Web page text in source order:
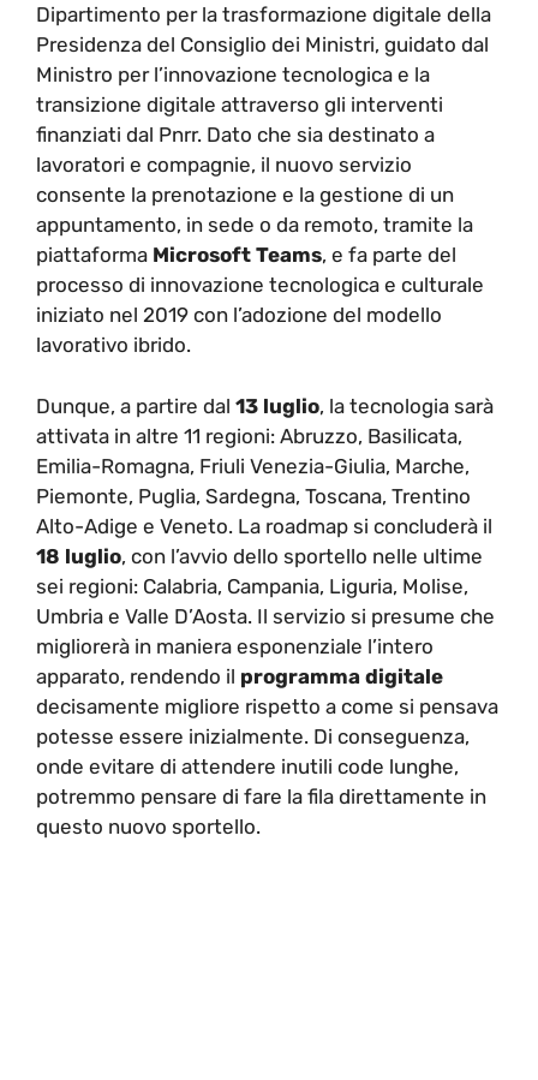
Dipartimento per la trasformazione digitale della
Presidenza del Consiglio dei Ministri, guidato dal
Ministro per l’innovazione tecnologica e la
transizione digitale attraverso gli interventi
finanziati dal Pnrr. Dato che sia destinato a
lavoratori e compagnie, il nuovo servizio
consente la prenotazione e la gestione di un
appuntamento, in sede o da remoto, tramite la
piattaforma Microsoft Teams, e fa parte del
processo di innovazione tecnologica e culturale
iniziato nel 2019 con l’adozione del modello
lavorativo ibrido.
Dunque, a partire dal 13 luglio, la tecnologia sarà
attivata in altre 11 regioni: Abruzzo, Basilicata,
Emilia-Romagna, Friuli Venezia-Giulia, Marche,
Piemonte, Puglia, Sardegna, Toscana, Trentino
Alto-Adige e Veneto. La roadmap si concluderà il
18 luglio, con l’avvio dello sportello nelle ultime
sei regioni: Calabria, Campania, Liguria, Molise,
Umbria e Valle D’Aosta. Il servizio si presume che
migliorerà in maniera esponenziale l’intero
apparato, rendendo il programma digitale
decisamente migliore rispetto a come si pensava
potesse essere inizialmente. Di conseguenza,
onde evitare di attendere inutili code lunghe,
potremmo pensare di fare la fila direttamente in
questo nuovo sportello.